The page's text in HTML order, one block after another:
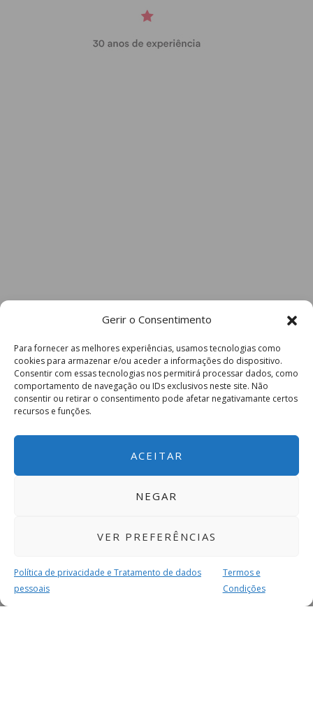
Gerir o Consentimento
Para fornecer as melhores experiências, usamos tecnologias como
cookies para armazenar e/ou aceder a informações do dispositivo.
Consentir com essas tecnologias nos permitirá processar dados, como
comportamento de navegação ou IDs exclusivos neste site. Não
consentir ou retirar o consentimento pode afetar negativamante certos
recursos e funções.
ACEITAR
NEGAR
VER PREFERÊNCIAS
Política de privacidade e Tratamento de dados
pessoais
Termos e
Condições